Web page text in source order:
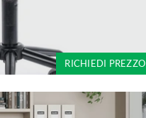
RICHIEDI PREZZO